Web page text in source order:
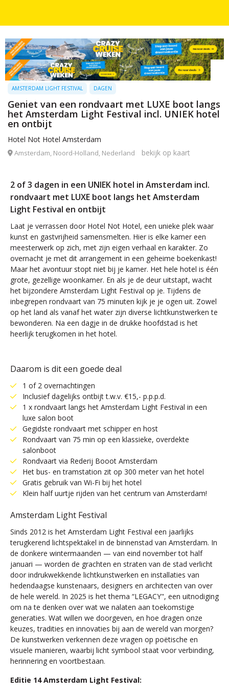
AMSTERDAM LIGHT FESTIVAL DAGEN
Geniet van een rondvaart met LUXE boot langs
het Amsterdam Light Festival incl. UNIEK hotel
en ontbijt
Hotel Not Hotel Amsterdam
Amsterdam, Noord-Holland, Nederland bekijk op kaart
2 of 3 dagen in een UNIEK hotel in Amsterdam incl.
rondvaart met LUXE boot langs het Amsterdam
Light Festival en ontbijt
Laat je verrassen door Hotel Not Hotel, een unieke plek waar
kunst en gastvrijheid samensmelten. Hier is elke kamer een
meesterwerk op zich, met zijn eigen verhaal en karakter. Zo
overnacht je met dit arrangement in een geheime boekenkast!
Maar het avontuur stopt niet bij je kamer. Het hele hotel is één
grote, gezellige woonkamer. En als je de deur uitstapt, wacht
het bijzondere Amsterdam Light Festival op je. Tijdens de
inbegrepen rondvaart van 75 minuten kijk je je ogen uit. Zowel
op het land als vanaf het water zijn diverse lichtkunstwerken te
bewonderen. Na een dagje in de drukke hoofdstad is het
heerlijk terugkomen in het hotel.
Daarom is dit een goede deal
1 of 2 overnachtingen
Inclusief dagelijks ontbijt t.w.v. €15,- p.p.p.d.
1 x rondvaart langs het Amsterdam Light Festival in een
luxe salon boot
Gegidste rondvaart met schipper en host
Rondvaart van 75 min op een klassieke, overdekte
salonboot
Rondvaart via Rederij Booot Amsterdam
Het bus- en tramstation zit op 300 meter van het hotel
Gratis gebruik van Wi-Fi bij het hotel
Klein half uurtje rijden van het centrum van Amsterdam!
Amsterdam Light Festival
Sinds 2012 is het Amsterdam Light Festival een jaarlijks
terugkerend lichtspektakel in de binnenstad van Amsterdam. In
de donkere wintermaanden — van eind november tot half
januari — worden de grachten en straten van de stad verlicht
door indrukwekkende lichtkunstwerken en installaties van
hedendaagse kunstenaars, designers en architecten van over
de hele wereld. In 2025 is het thema “LEGACY", een uitnodiging
om na te denken over wat we nalaten aan toekomstige
generaties. Wat willen we doorgeven, en hoe dragen onze
keuzes, tradities en innovaties bij aan de wereld van morgen?
De kunstwerken verkennen deze vragen op poëtische en
visuele manieren, waarbij licht symbool staat voor verbinding,
herinnering en voortbestaan.
Editie 14 Amsterdam Light Festival: